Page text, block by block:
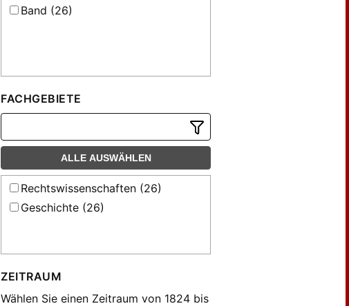
Band (26)
FACHGEBIETE
ALLE AUSWÄHLEN
Rechtswissenschaften (26)
Geschichte (26)
ZEITRAUM
Wählen Sie einen Zeitraum von 1824 bis